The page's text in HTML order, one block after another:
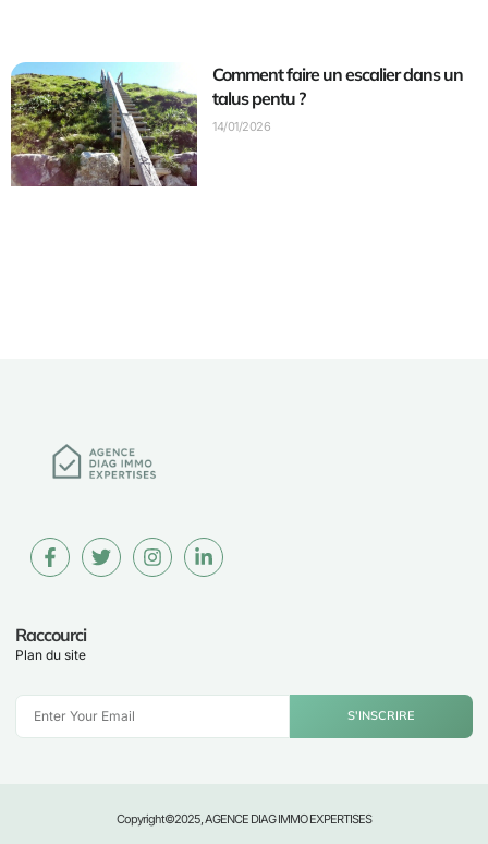
Comment faire un escalier dans un
talus pentu ?
14/01/2026
Raccourci
Plan du site
S'INSCRIRE
Copyright©2025, AGENCE DIAG IMMO EXPERTISES